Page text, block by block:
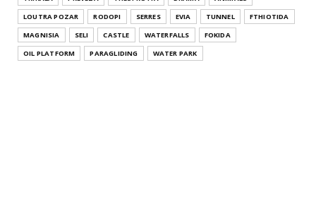
Μακεδονία Pa...
July 26, 2021
THESSALONIKI
LOUTRA POZAR
RODOPI SERRES EVIA TUNNEL
FTHIOTIDA
MAGNISIA
SELI CASTLE WATERFALLS
FOKIDA
OIL PLATFORM
PARAGLIDING WATER PARK